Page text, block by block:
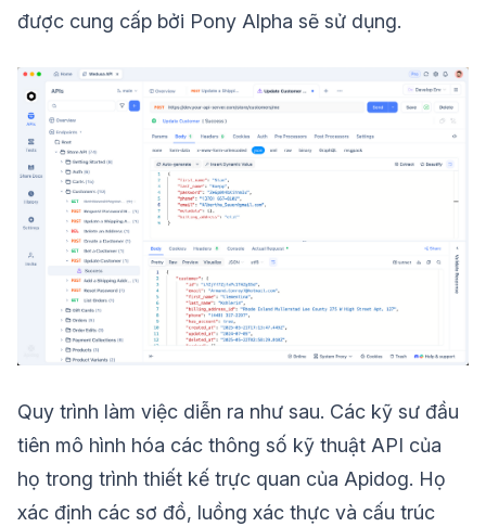
được cung cấp bởi Pony Alpha sẽ sử dụng.
Quy trình làm việc diễn ra như sau. Các kỹ sư đầu
tiên mô hình hóa các thông số kỹ thuật API của
họ trong trình thiết kế trực quan của Apidog. Họ
xác định các sơ đồ, luồng xác thực và cấu trúc